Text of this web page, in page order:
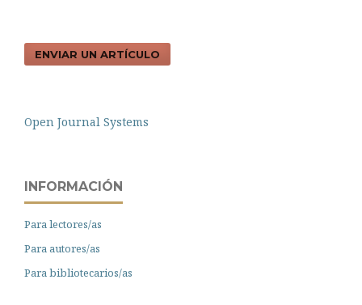
ENVIAR UN ARTÍCULO
Open Journal Systems
INFORMACIÓN
Para lectores/as
Para autores/as
Para bibliotecarios/as